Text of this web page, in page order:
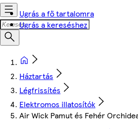
Ugrás a fő tartalomra
Ugrás a kereséshez
Háztartás
Légfrissítés
Elektromos illatosítók
Air Wick Pamut és Fehér